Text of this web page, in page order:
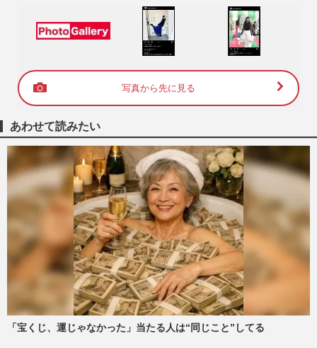
写真から先に見る
あわせて読みたい
「宝くじ、運じゃなかった」当たる人は“同じこと”してる